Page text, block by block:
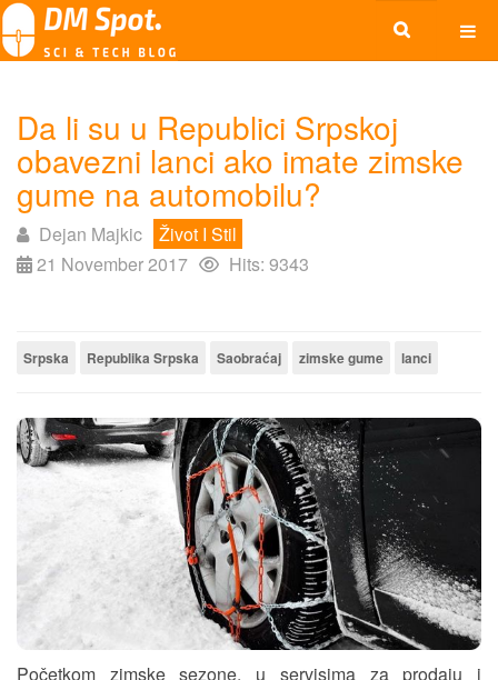
Da li su u Republici Srpskoj
obavezni lanci ako imate zimske
gume na automobilu?
Dejan Majkic
Život I Stil
21 November 2017
Hits: 9343
Srpska Republika Srpska Saobraćaj zimske gume lanci
Početkom zimske sezone, u servisima za prodaju i